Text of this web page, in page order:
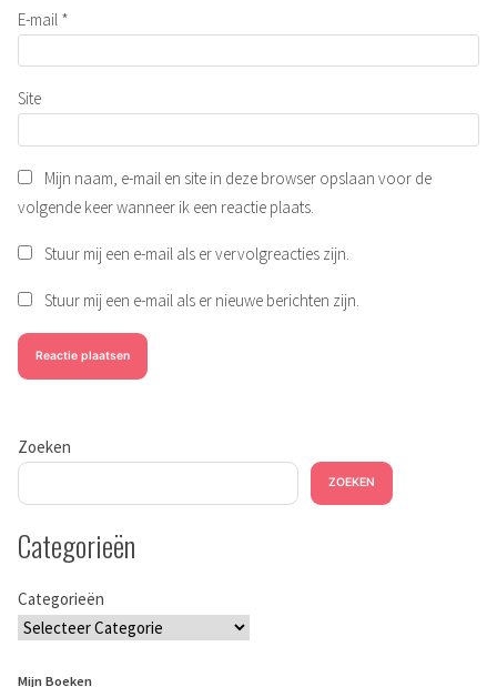
E-mail *
Site
Mijn naam, e-mail en site in deze browser opslaan voor de
volgende keer wanneer ik een reactie plaats.
Stuur mij een e-mail als er vervolgreacties zijn.
Stuur mij een e-mail als er nieuwe berichten zijn.
Zoeken
ZOEKEN
Categorieën
Categorieën
Mijn Boeken